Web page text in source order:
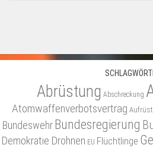
Abrüstung Abschreckung
Atomwaffenverbotsvertrag
BundeswehrBundesregierung
Demokratie Drohnen EU Flüchtlinge